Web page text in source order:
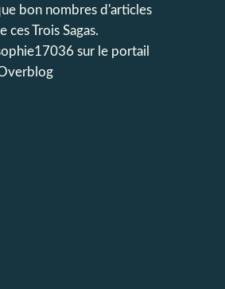
bon nombres d'articles
ces Trois Sagas.
sur le portail